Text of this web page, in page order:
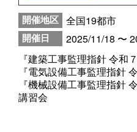
開催地区 全国19都市
開催日
2025/11/18 〜
『建築工事監理指針 令和
『電気設備工事監理指針
『機械設備工事監理指針
講習会